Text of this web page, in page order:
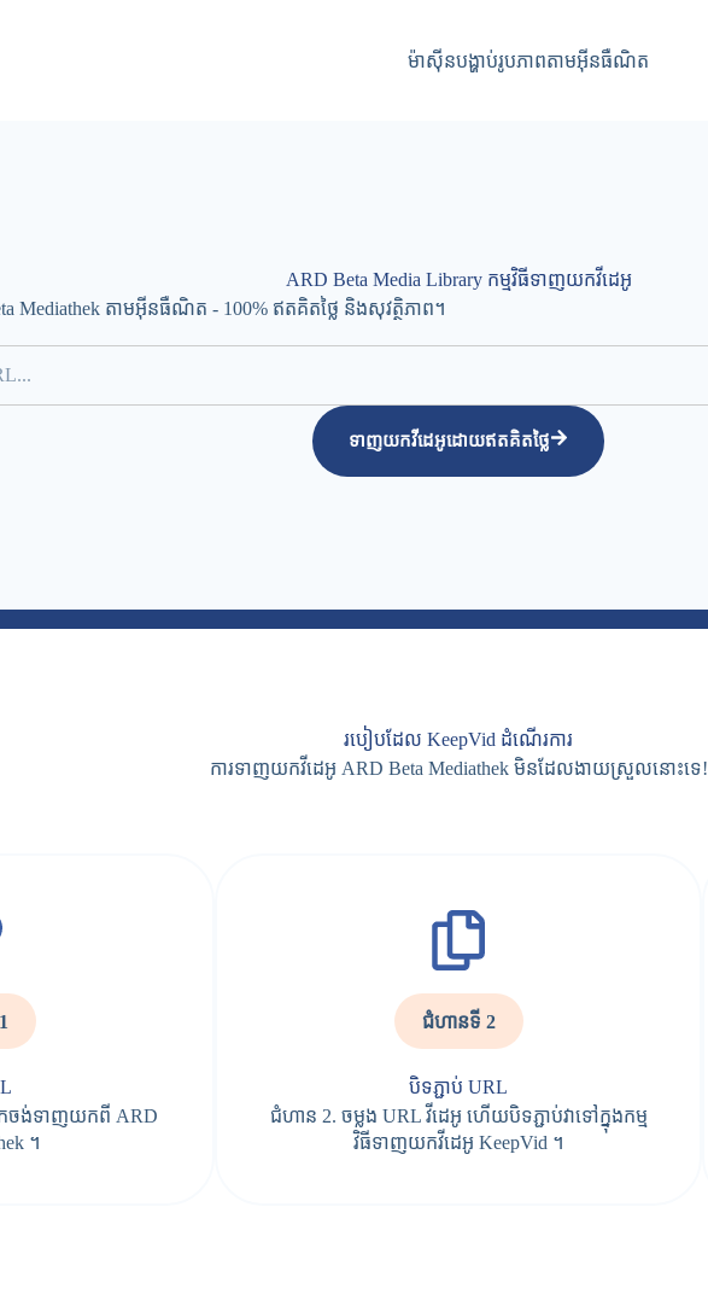
ម៉ាស៊ីនបង្ហាប់រូបភាពតាមអ៊ីនធឺណិត
ARD Beta Media Library កម្មវិធីទាញយកវីដេអូ
Mediathek តាមអ៊ីនធឺណិត - 100% ឥតគិតថ្លៃ និងសុវត្ថិភាព។
ទាញយកវីដេអូដោយឥតគិតថ្លៃ
របៀបដែល KeepVid ដំណើរការ
ការទាញយកវីដេអូ ARD Beta Mediathek មិនដែលងាយស្រួលនោះទេ!
កចង់ទាញយកពី ARD
។
ជំហានទី 2
បិទភ្ជាប់ URL
ជំហាន 2. ចម្លង URL វីដេអូ ហើយបិទភ្ជាប់វាទៅក្នុងកម្ម
វិធីទាញយកវីដេអូ KeepVid ។